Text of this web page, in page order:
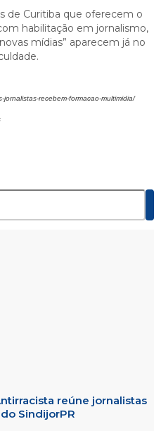
de Curitiba que oferecem o
habilitação em jornalismo,
mídias” aparecem já no
recebem-formacao-multimidia/
reúne jornalistas
SindijorPR